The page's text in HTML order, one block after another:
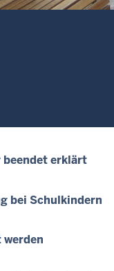
erklärt
bei Schulkindern